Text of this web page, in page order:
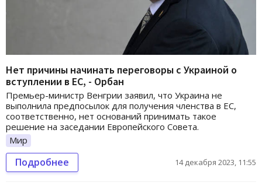
Нет причины начинать переговоры с Украиной о
вступлении в ЕС, - Орбан
Премьер-министр Венгрии заявил, что Украина не
выполнила предпосылок для получения членства в ЕС,
соответственно, нет оснований принимать такое
решение на заседании Европейского Совета.
Мир
Подробнее 14 декабря 2023, 11:55